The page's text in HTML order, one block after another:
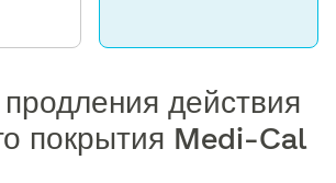
действия
покрытия Medi-Cal​​